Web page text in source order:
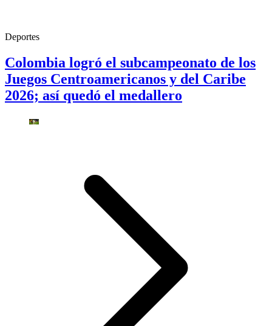
Deportes
Colombia logró el subcampeonato de los
Juegos Centroamericanos y del Caribe
2026; así quedó el medallero